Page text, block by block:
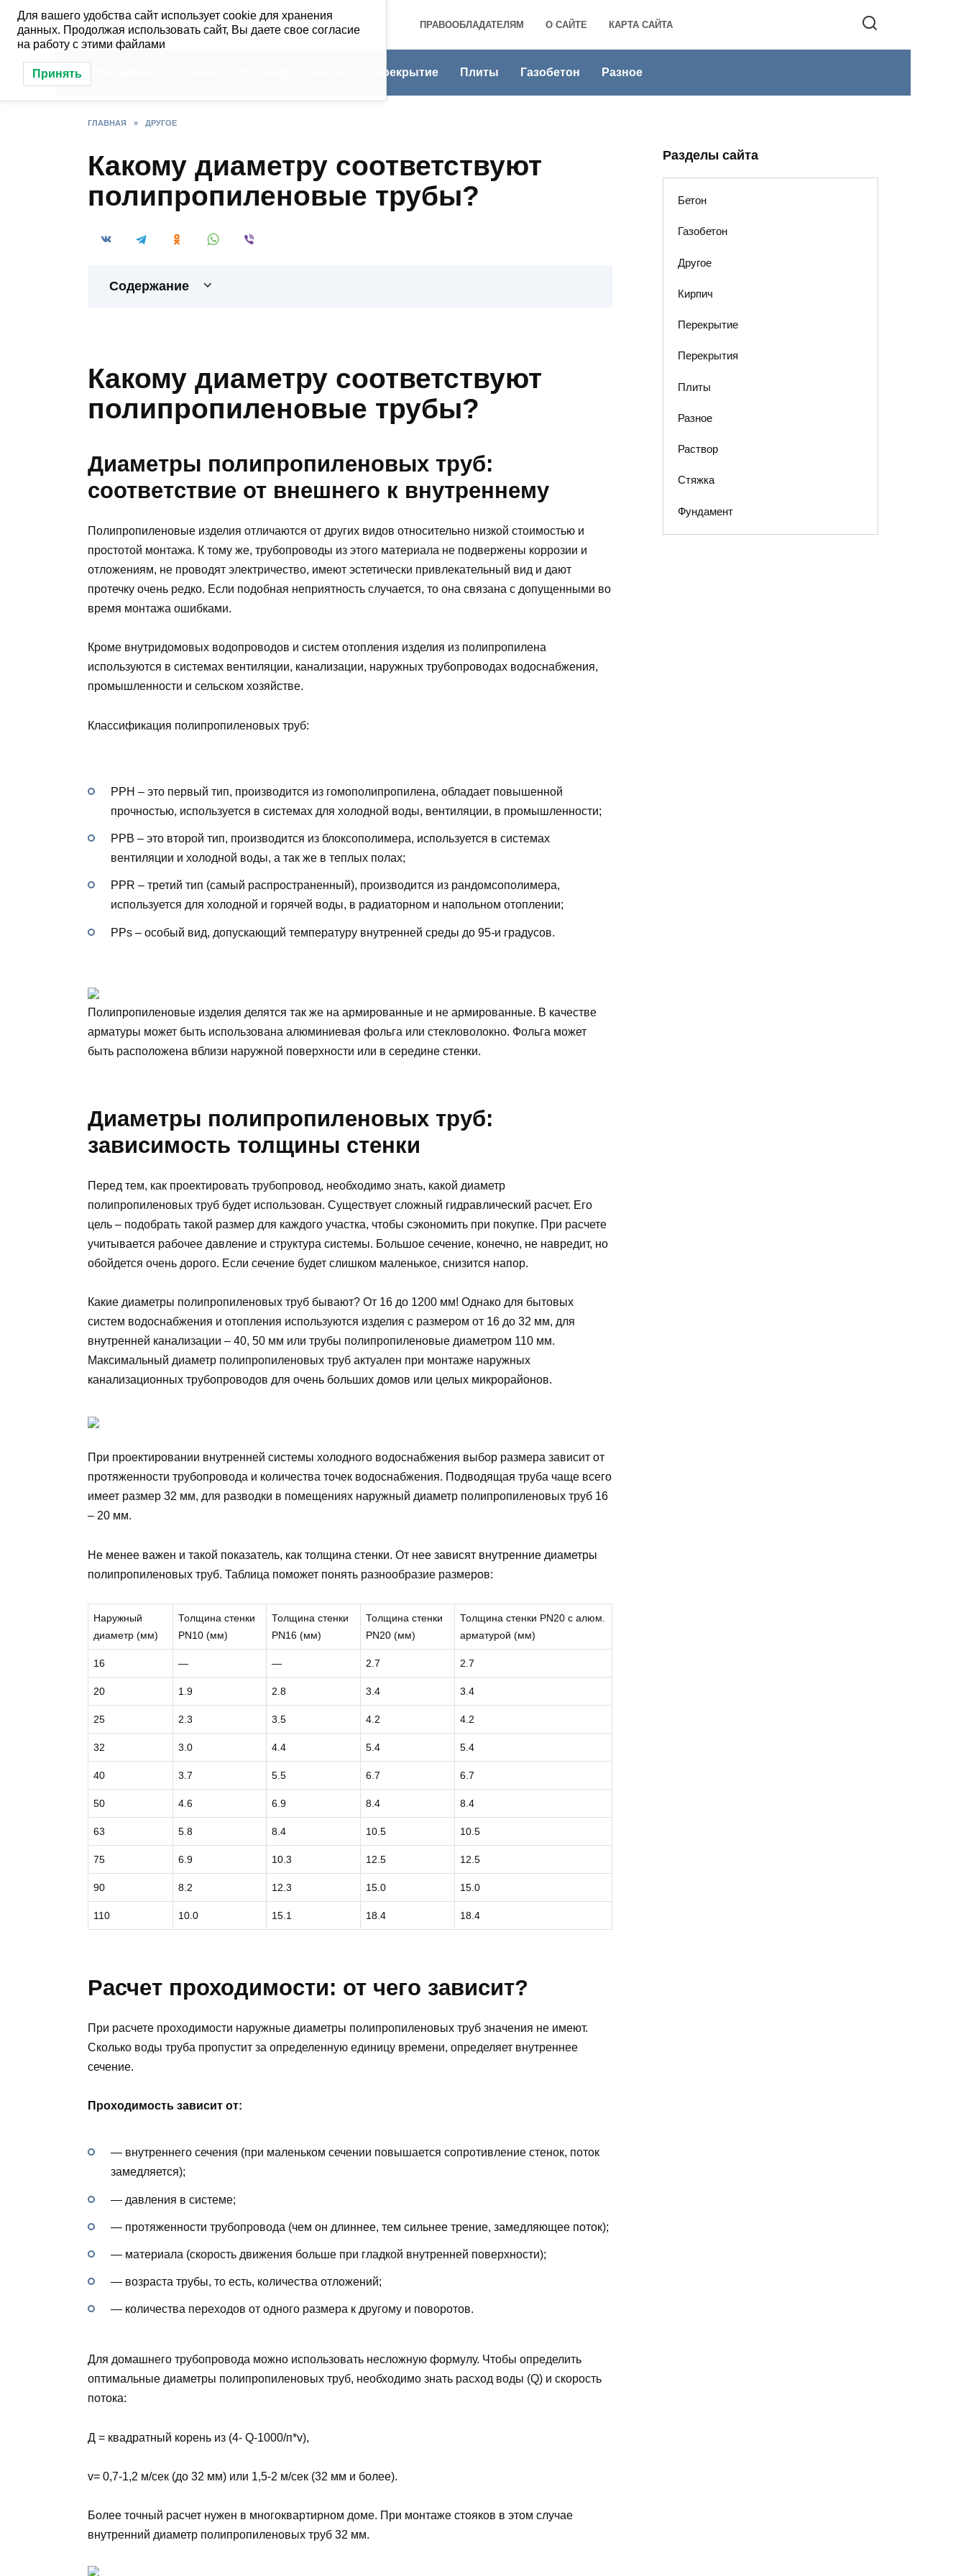
содержанию
ПРАВООБЛАДАТЕЛЯМ О САЙТЕ КАРТА САЙТА
Перекрытие Плиты Газобетон Разное
ГЛАВНАЯ » ДРУГОЕ
Какому диаметру соответствуют
полипропиленовые трубы?
Содержание
Какому диаметру соответствуют
полипропиленовые трубы?
Диаметры полипропиленовых труб:
соответствие от внешнего к внутреннему
Полипропиленовые изделия отличаются от других видов относительно низкой стоимостью и
простотой монтажа. К тому же, трубопроводы из этого материала не подвержены коррозии и
отложениям, не проводят электричество, имеют эстетически привлекательный вид и дают
протечку очень редко. Если подобная неприятность случается, то она связана с допущенными во
время монтажа ошибками.
Кроме внутридомовых водопроводов и систем отопления изделия из полипропилена
используются в системах вентиляции, канализации, наружных трубопроводах водоснабжения,
промышленности и сельском хозяйстве.
Классификация полипропиленовых труб:
PPH – это первый тип, производится из гомополипропилена, обладает повышенной
прочностью, используется в системах для холодной воды, вентиляции, в промышленности;
PPB – это второй тип, производится из блоксополимера, используется в системах
вентиляции и холодной воды, а так же в теплых полах;
PPR – третий тип (самый распространенный), производится из рандомсополимера,
используется для холодной и горячей воды, в радиаторном и напольном отоплении;
PPs – особый вид, допускающий температуру внутренней среды до 95-и градусов.
Полипропиленовые изделия делятся так же на армированные и не армированные. В качестве
арматуры может быть использована алюминиевая фольга или стекловолокно. Фольга может
быть расположена вблизи наружной поверхности или в середине стенки.
Диаметры полипропиленовых труб:
зависимость толщины стенки
Перед тем, как проектировать трубопровод, необходимо знать, какой диаметр
полипропиленовых труб будет использован. Существует сложный гидравлический расчет. Его
цель – подобрать такой размер для каждого участка, чтобы сэкономить при покупке. При расчете
учитывается рабочее давление и структура системы. Большое сечение, конечно, не навредит, но
обойдется очень дорого. Если сечение будет слишком маленькое, снизится напор.
Какие диаметры полипропиленовых труб бывают? От 16 до 1200 мм! Однако для бытовых
систем водоснабжения и отопления используются изделия с размером от 16 до 32 мм, для
внутренней канализации – 40, 50 мм или трубы полипропиленовые диаметром 110 мм.
Максимальный диаметр полипропиленовых труб актуален при монтаже наружных
канализационных трубопроводов для очень больших домов или целых микрорайонов.
При проектировании внутренней системы холодного водоснабжения выбор размера зависит от
протяженности трубопровода и количества точек водоснабжения. Подводящая труба чаще всего
имеет размер 32 мм, для разводки в помещениях наружный диаметр полипропиленовых труб 16
– 20 мм.
Не менее важен и такой показатель, как толщина стенки. От нее зависят внутренние диаметры
полипропиленовых труб. Таблица поможет понять разнообразие размеров:
Наружный
диаметр (мм)
Толщина стенки
PN10 (мм)
Толщина стенки
PN16 (мм)
Толщина стенки
PN20 (мм)
Толщина стенки PN20 с алюм.
арматурой (мм)
16 — — 2.7 2.7
20 1.9 2.8 3.4 3.4
25 2.3 3.5 4.2 4.2
32 3.0 4.4 5.4 5.4
40 3.7 5.5 6.7 6.7
50 4.6 6.9 8.4 8.4
63 5.8 8.4 10.5 10.5
75 6.9 10.3 12.5 12.5
90 8.2 12.3 15.0 15.0
110 10.0 15.1 18.4 18.4
Расчет проходимости: от чего зависит?
При расчете проходимости наружные диаметры полипропиленовых труб значения не имеют.
Сколько воды труба пропустит за определенную единицу времени, определяет внутреннее
сечение.
Проходимость зависит от:
— внутреннего сечения (при маленьком сечении повышается сопротивление стенок, поток
замедляется);
— давления в системе;
— протяженности трубопровода (чем он длиннее, тем сильнее трение, замедляющее поток);
— материала (скорость движения больше при гладкой внутренней поверхности);
— возраста трубы, то есть, количества отложений;
— количества переходов от одного размера к другому и поворотов.
Для домашнего трубопровода можно использовать несложную формулу. Чтобы определить
оптимальные диаметры полипропиленовых труб, необходимо знать расход воды (Q) и скорость
потока:
Д = квадратный корень из (4- Q-1000/п*v),
v= 0,7-1,2 м/сек (до 32 мм) или 1,5-2 м/сек (32 мм и более).
Более точный расчет нужен в многоквартирном доме. При монтаже стояков в этом случае
внутренний диаметр полипропиленовых труб 32 мм.
Разделы сайта
Бетон
Газобетон
Другое
Кирпич
Перекрытие
Перекрытия
Плиты
Разное
Раствор
Стяжка
Фундамент
Для вашего удобства сайт использует cookie для хранения
данных. Продолжая использовать сайт, Вы даете свое согласие
на работу с этими файлами
Принять